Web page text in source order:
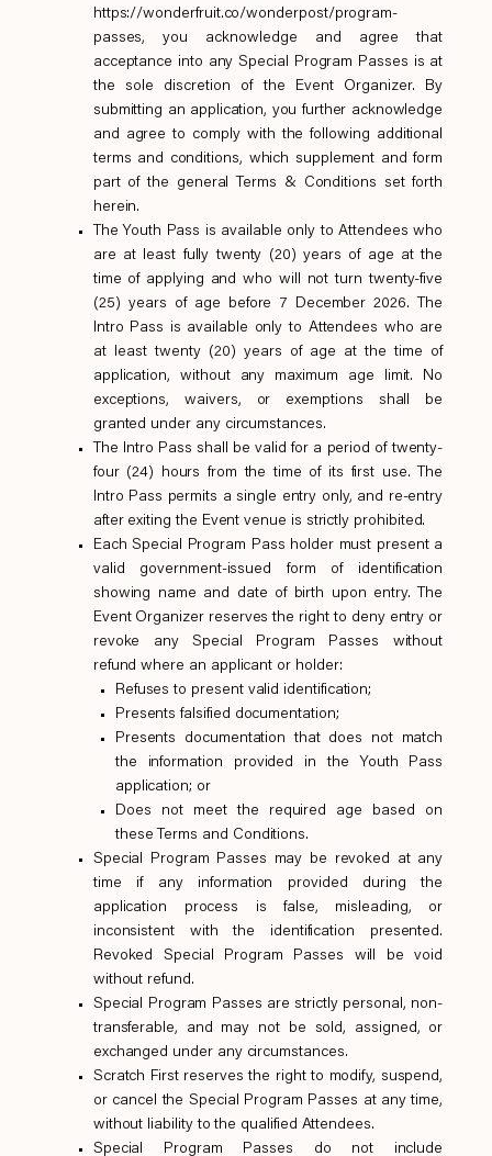
https://wonderfruit.co/wonderpost/program-
passes, you acknowledge and agree that
acceptance into any Special Program Passes is at
the sole discretion of the Event Organizer. By
submitting an application, you further acknowledge
and agree to comply with the following additional
terms and conditions, which supplement and form
part of the general Terms & Conditions set forth
herein.
The Youth Pass is available only to Attendees who
are at least fully twenty (20) years of age at the
time of applying and who will not turn twenty-five
(25) years of age before 7 December 2026. The
Intro Pass is available only to Attendees who are
at least twenty (20) years of age at the time of
application, without any maximum age limit. No
exceptions, waivers, or exemptions shall be
granted under any circumstances.
The Intro Pass shall be valid for a period of twenty-
four (24) hours from the time of its first use. The
Intro Pass permits a single entry only, and re-entry
after exiting the Event venue is strictly prohibited.
Each Special Program Pass holder must present a
valid government-issued form of identification
showing name and date of birth upon entry. The
Event Organizer reserves the right to deny entry or
revoke any Special Program Passes without
refund where an applicant or holder:
Refuses to present valid identification;
Presents falsified documentation;
Presents documentation that does not match
the information provided in the Youth Pass
application; or
Does not meet the required age based on
these Terms and Conditions.
Special Program Passes may be revoked at any
time if any information provided during the
application process is false, misleading, or
inconsistent with the identification presented.
Revoked Special Program Passes will be void
without refund.
Special Program Passes are strictly personal, non-
transferable, and may not be sold, assigned, or
exchanged under any circumstances.
Scratch First reserves the right to modify, suspend,
or cancel the Special Program Passes at any time,
without liability to the qualified Attendees.
Special Program Passes do not include